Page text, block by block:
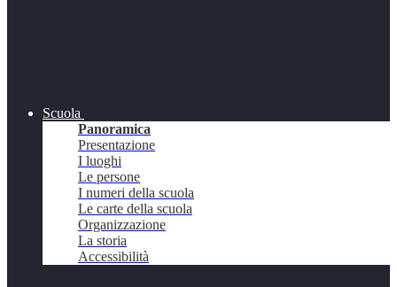
Scuola
Panoramica
Presentazione
I luoghi
Le persone
I numeri della scuola
Le carte della scuola
Organizzazione
La storia
Accessibilità